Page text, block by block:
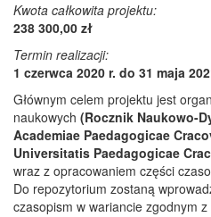
Kwota całkowita projektu:
238 300,00 zł
Termin realizacji:
1 czerwca 2020 r. do 31 maja
Głównym celem projektu jest
naukowych (Rocznik Naukowo-
Academiae Paedagogicae
Universitatis Paedagogicae
wraz z opracowaniem części
Do repozytorium zostaną
czasopism w wariancie zgodnym